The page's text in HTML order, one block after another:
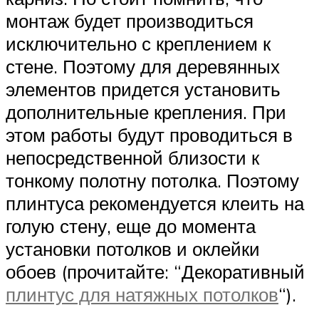
монтаж будет производиться
исключительно с креплением к
стене. Поэтому для деревянных
элементов придется установить
дополнительные крепления. При
этом работы будут проводиться в
непосредственной близости к
тонкому полотну потолка. Поэтому
плинтуса рекомендуется клеить на
голую стену, еще до момента
установки потолков и оклейки
обоев (прочитайте: “Декоративный
плинтус для натяжных потолков“).